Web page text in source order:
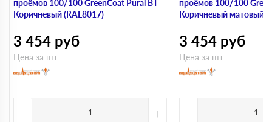
проёмов 100/100 GreenCoat Pural BT
Коричневый (RAL8017)
3 454 руб
Цена за шт
- +
проёмов 100/100
Коричневый матовый
3 454 руб
Цена за шт
-